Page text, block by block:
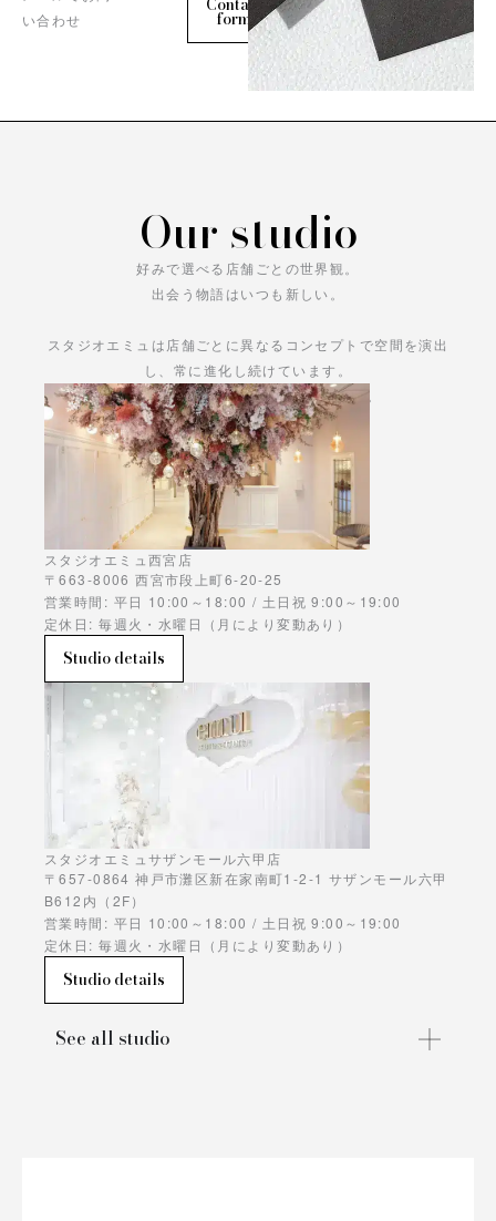
い合わせ
Contact
form
Our studio
好みで選べる店舗ごとの世界観。
出会う物語はいつも新しい。
スタジオエミュは店舗ごとに異なるコンセプトで空間を演出
し、常に進化し続けています。
あなただけの物語をお楽しみください。
スタジオエミュ西宮店
〒663-8006 西宮市段上町6-20-25
営業時間: 平日 10:00～18:00 / 土日祝 9:00～19:00
定休日: 毎週火・水曜日（月により変動あり）
Studio details
スタジオエミュサザンモール六甲店
〒657-0864 神戸市灘区新在家南町1-2-1 サザンモール六甲
B612内（2F）
営業時間: 平日 10:00～18:00 / 土日祝 9:00～19:00
定休日: 毎週火・水曜日（月により変動あり）
Studio details
See all studio